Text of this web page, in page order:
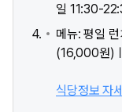
일 11:30-
메뉴: 평일
(16,000원)
식당정보 자